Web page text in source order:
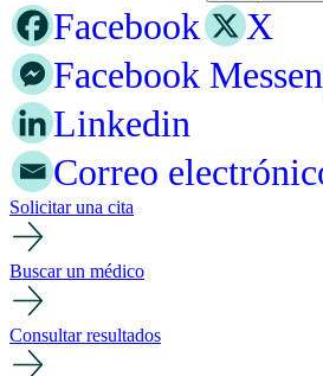
Facebook
X
Facebook
Linkedin
Correo
Solicitar una cita
Buscar un médico
Consultar resultados